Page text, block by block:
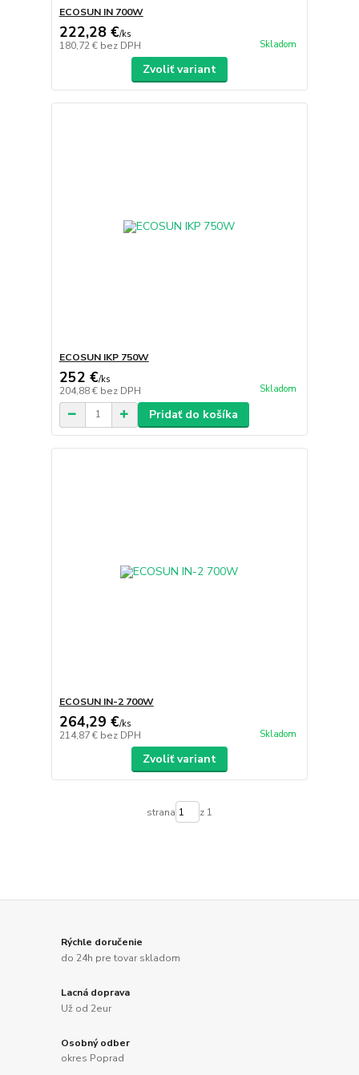
ECOSUN IN 700W
222,28 €/ks
180,72 € bez DPH Skladom
Zvoliť variant
ECOSUN IKP 750W
252 €/ks
204,88 € bez DPH Skladom
Pridať do košíka
ECOSUN IN-2 700W
264,29 €/ks
214,87 € bez DPH Skladom
Zvoliť variant
strana z 1
Rýchle doručenie
do 24h pre tovar skladom
Lacná doprava
Už od 2eur
Osobný odber
okres Poprad